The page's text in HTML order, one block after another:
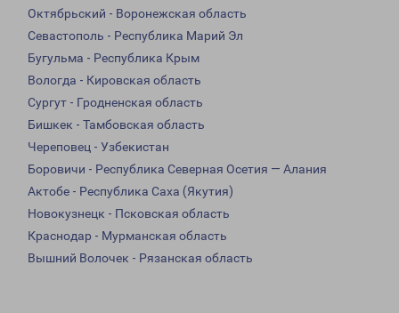
Октябрьский - Воронежская область
Севастополь - Республика Марий Эл
Бугульма - Республика Крым
Вологда - Кировская область
Сургут - Гродненская область
Бишкек - Тамбовская область
Череповец - Узбекистан
Боровичи - Республика Северная Осетия — Алания
Актобе - Республика Саха (Якутия)
Новокузнецк - Псковская область
Краснодар - Мурманская область
Вышний Волочек - Рязанская область